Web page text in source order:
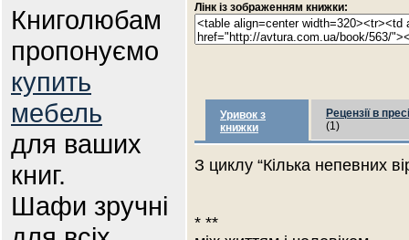
Книголюбам
пропонуємо
купить
мебель
для ваших
книг.
Шафи зручні
Лінк із зображенням книжки:
Уривок з
книжки
Рецензії в пресі
(1)
З циклу “Кілька непевних
* **